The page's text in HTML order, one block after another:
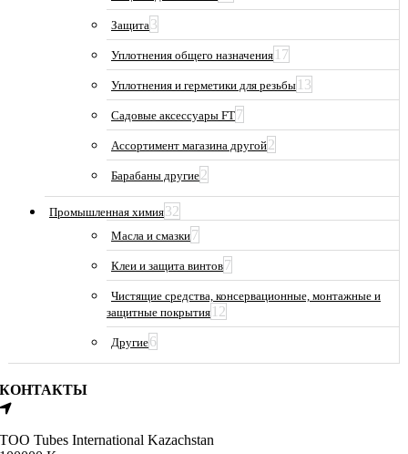
Защита3
Уплотнения общего назначения 17
Уплотнения и герметики для резьбы 13
Садовые аксессуары FT7
Ассортимент магазина другой2
Барабаны другие2
Промышленная химия32
Масла и смазки7
Клеи и защита винтов7
Чистящие средства, консервационные, монтажные и
защитные покрытия 12
Другие6
КОНТАКТЫ
ТОО Tubes International Kazachstan